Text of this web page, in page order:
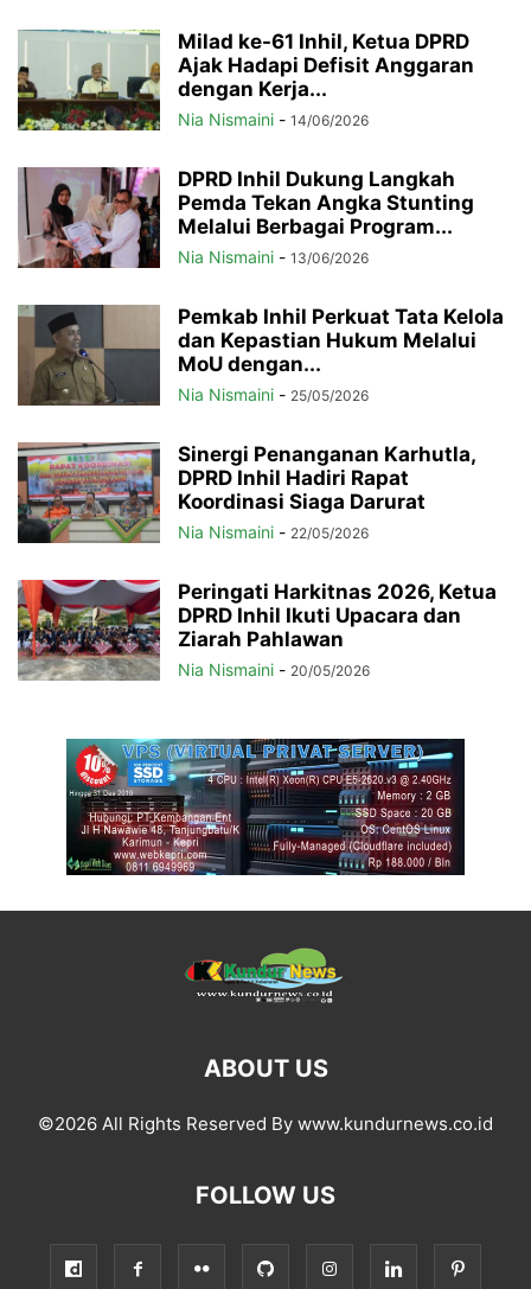
Milad ke-61 Inhil, Ketua DPRD
Ajak Hadapi Defisit Anggaran
dengan Kerja...
Nia Nismaini - 14/06/2026
DPRD Inhil Dukung Langkah
Pemda Tekan Angka Stunting
Melalui Berbagai Program...
Nia Nismaini - 13/06/2026
Pemkab Inhil Perkuat Tata Kelola
dan Kepastian Hukum Melalui
MoU dengan...
Nia Nismaini - 25/05/2026
Sinergi Penanganan Karhutla,
DPRD Inhil Hadiri Rapat
Koordinasi Siaga Darurat
Nia Nismaini - 22/05/2026
Peringati Harkitnas 2026, Ketua
DPRD Inhil Ikuti Upacara dan
Ziarah Pahlawan
Nia Nismaini - 20/05/2026
ABOUT US
©2026 All Rights Reserved By www.kundurnews.co.id
FOLLOW US